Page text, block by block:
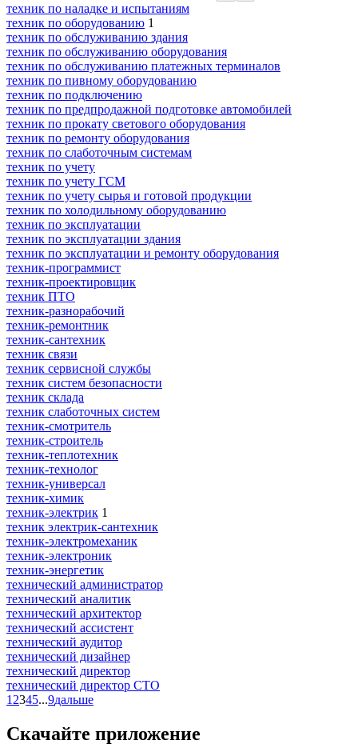
техник по наладке и испытаниям
техник по оборудованию 1
техник по обслуживанию здания
техник по обслуживанию оборудования
техник по обслуживанию платежных терминалов
техник по пивному оборудованию
техник по подключению
техник по предпродажной подготовке автомобилей
техник по прокату светового оборудования
техник по ремонту оборудования
техник по слаботочным системам
техник по учету
техник по учету ГСМ
техник по учету сырья и готовой продукции
техник по холодильному оборудованию
техник по эксплуатации
техник по эксплуатации здания
техник по эксплуатации и ремонту оборудования
техник-программист
техник-проектировщик
техник ПТО
техник-разнорабочий
техник-ремонтник
техник-сантехник
техник связи
техник сервисной службы
техник систем безопасности
техник склада
техник слаботочных систем
техник-смотритель
техник-строитель
техник-теплотехник
техник-технолог
техник-универсал
техник-химик
техник-электрик 1
техник электрик-сантехник
техник-электромеханик
техник-электроник
техник-энергетик
технический администратор
технический аналитик
технический архитектор
технический ассистент
технический аудитор
технический дизайнер
технический директор
технический директор CTO
1 2345...9дальше
Скачайте приложение